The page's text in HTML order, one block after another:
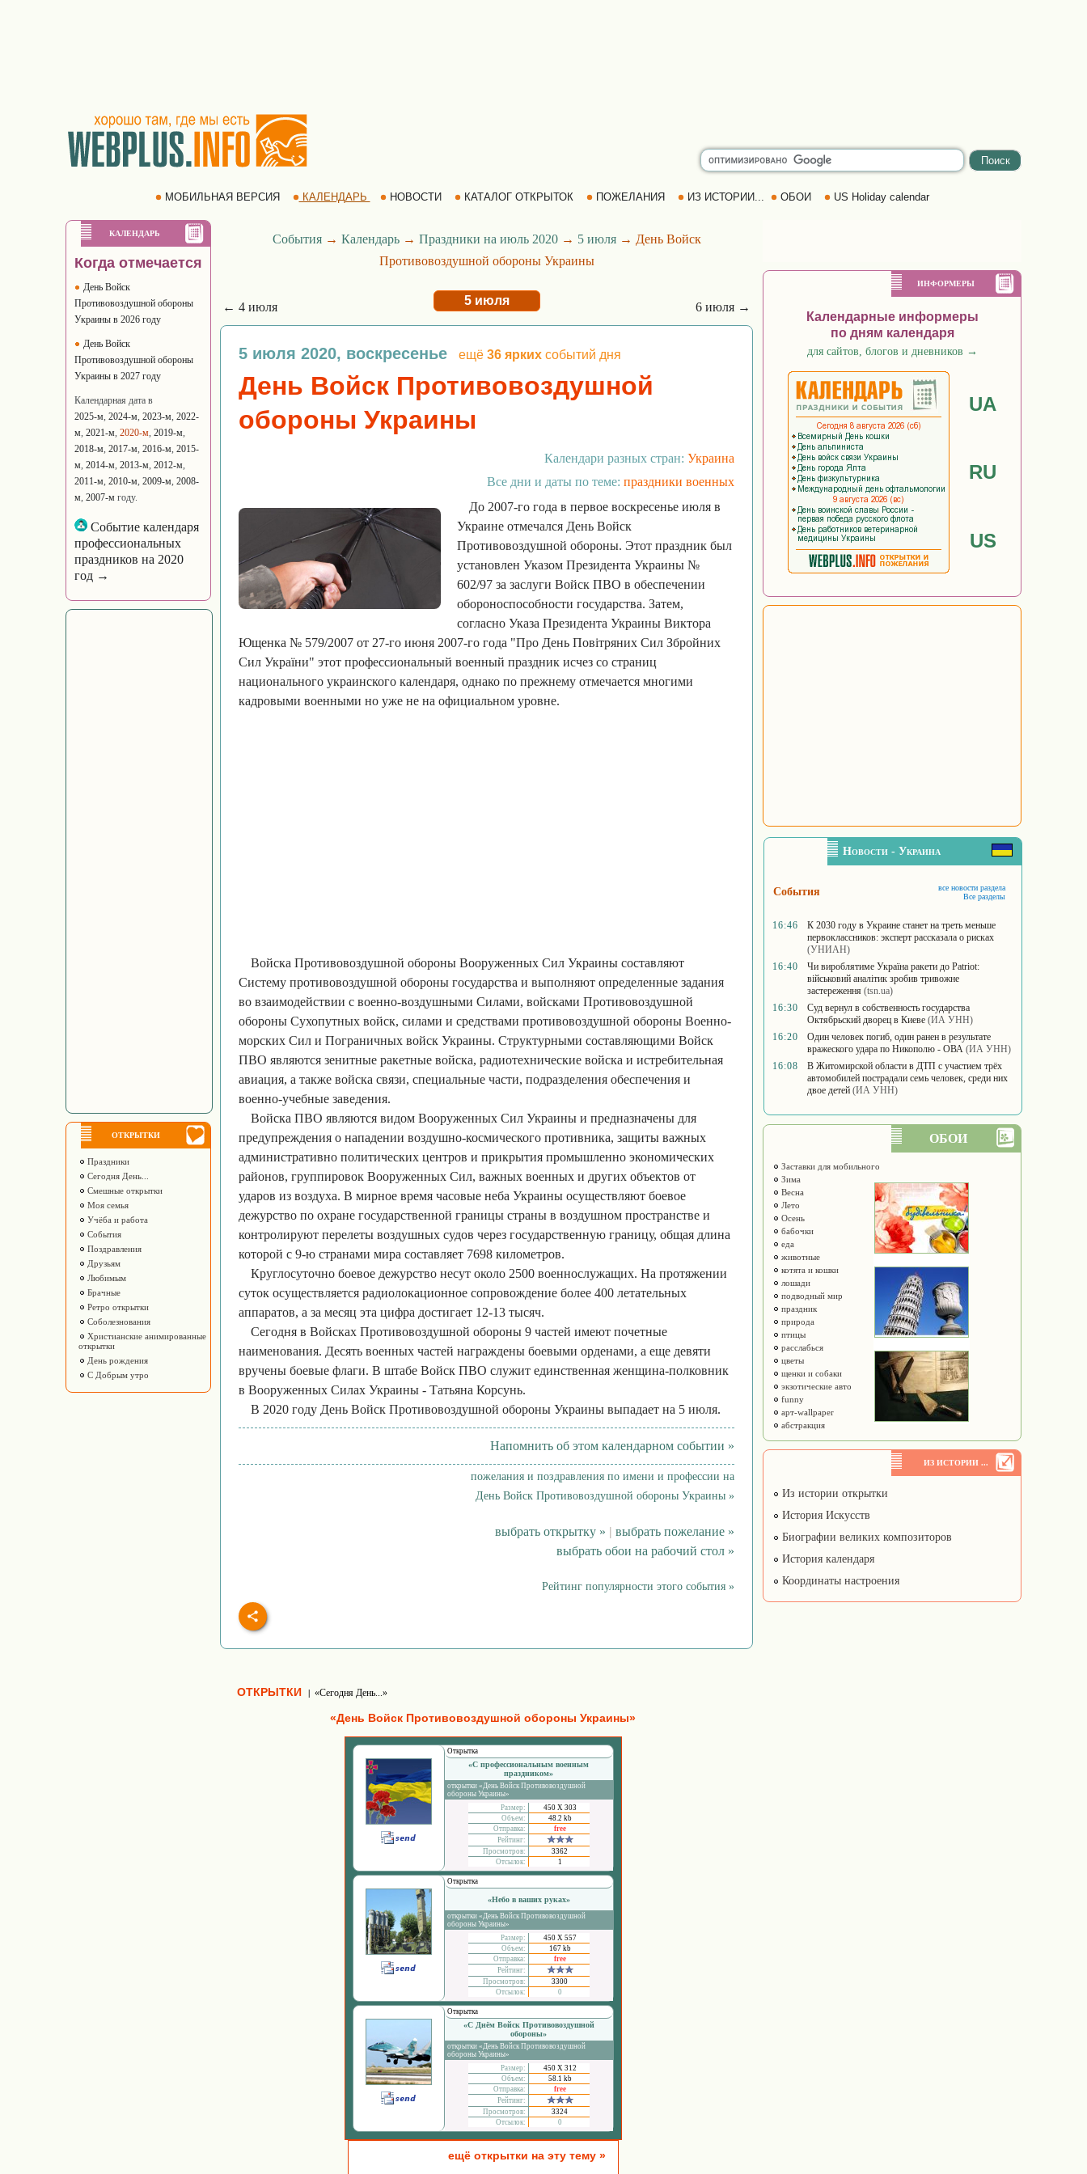
МОБИЛЬНАЯ ВЕРСИЯ КАЛЕНДАРЬ НОВОСТИ КАТАЛОГ ОТКРЫТОК ПОЖЕЛАНИЯ ИЗ ИСТОРИИ... ОБОИ US Holiday calendar
КАЛЕНДАРЬ
Когда отмечается
День Войск
Противовоздушной обороны
Украины в 2026 году
День Войск
Противовоздушной обороны
Украины в 2027 году
Календарная дата в
2025-м, 2024-м, 2023-м, 2022-
м, 2021-м, 2020-м, 2019-м,
2018-м, 2017-м, 2016-м, 2015-
м, 2014-м, 2013-м, 2012-м,
2011-м, 2010-м, 2009-м, 2008-
м, 2007-м году.
Событие календаря
профессиональных
праздников на 2020
год →
ОТКРЫТКИ
Праздники
Сегодня День...
Смешные открытки
Моя семья
Учёба и работа
События
Поздравления
Друзьям
Любимым
Брачные
Ретро открытки
Соболезнования
Христианские анимированные
открытки
День рождения
С Добрым утро
События → Календарь → Праздники на июль 2020 → 5 июля → День Войск
Противовоздушной обороны Украины
← 4 июля 5 июля 6 июля →
5 июля 2020, воскресенье ещё 36 ярких событий дня
День Войск Противовоздушной
обороны Украины
Календари разных стран: Украина
Все дни и даты по теме: праздники военных
До 2007-го года в первое воскресенье июля в
Украине отмечался День Войск
Противовоздушной обороны. Этот праздник был
установлен Указом Президента Украины №
602/97 за заслуги Войск ПВО в обеспечении
обороноспособности государства. Затем,
согласно Указа Президента Украины Виктора
Ющенка № 579/2007 от 27-го июня 2007-го года "Про День Повітряних Сил Збройних
Сил України" этот профессиональный военный праздник исчез со страниц
национального украинского календаря, однако по прежнему отмечается многими
кадровыми военными но уже не на официальном уровне.
Войска Противовоздушной обороны Вооруженных Сил Украины составляют
Систему противовоздушной обороны государства и выполняют определенные задания
во взаимодействии с военно-воздушными Силами, войсками Противовоздушной
обороны Сухопутных войск, силами и средствами противовоздушной обороны Военно-
морских Сил и Пограничных войск Украины. Структурными составляющими Войск
ПВО являются зенитные ракетные войска, радиотехнические войска и истребительная
авиация, а также войска связи, специальные части, подразделения обеспечения и
военно-учебные заведения.
Войска ПВО являются видом Вооруженных Сил Украины и предназначены для
предупреждения о нападении воздушно-космического противника, защиты важных
административно политических центров и прикрытия промышленно экономических
районов, группировок Вооруженных Сил, важных военных и других объектов от
ударов из воздуха. В мирное время часовые неба Украины осуществляют боевое
дежурство по охране государственной границы страны в воздушном пространстве и
контролируют перелеты воздушных судов через государственную границу, общая длина
которой с 9-ю странами мира составляет 7698 километров.
Круглосуточно боевое дежурство несут около 2500 военнослужащих. На протяжении
суток осуществляется радиолокационное сопровождение более 400 летательных
аппаратов, а за месяц эта цифра достигает 12-13 тысяч.
Сегодня в Войсках Противовоздушной обороны 9 частей имеют почетные
наименования. Десять военных частей награждены боевыми орденами, а еще девяти
вручены боевые флаги. В штабе Войск ПВО служит единственная женщина-полковник
в Вооруженных Силах Украины - Татьяна Корсунь.
В 2020 году День Войск Противовоздушной обороны Украины выпадает на 5 июля.
Напомнить об этом календарном событии »
пожелания и поздравления по имени и профессии на
День Войск Противовоздушной обороны Украины »
выбрать открытку » | выбрать пожелание »
выбрать обои на рабочий стол »
Рейтинг популярности этого события »
ОТКРЫТКИ | «Сегодня День...»
«День Войск Противовоздушной обороны Украины»
Открытка
«С профессиональным военным
праздником»
открытки «День Войск Противовоздушной
обороны Украины»
Размер:
450 Х 303
Объем:
48.2 kb
Отправка:
free
Рейтинг:
Просмотров:
3362
Отсылок:
1
Открытка
«Небо в ваших руках»
открытки «День Войск Противовоздушной
обороны Украины»
Размер:
450 Х 557
Объем:
167 kb
Отправка:
free
Рейтинг:
Просмотров:
3300
Отсылок:
0
Открытка
«С Днём Войск Противовоздушной
обороны»
открытки «День Войск Противовоздушной
обороны Украины»
Размер:
450 Х 312
Объем:
58.1 kb
Отправка:
free
Рейтинг:
Просмотров:
3324
Отсылок:
0
ещё открытки на эту тему »
ИНФОРМЕРЫ
Календарные информеры
по дням календаря
для сайтов, блогов и дневников →
UA
RU
US
Новости - Украина
События
все новости раздела
Все разделы
16:46
К 2030 году в Украине станет на треть меньше
первоклассников: эксперт рассказала о рисках
(УНИАН)
16:40
Чи вироблятиме Україна ракети до Patriot:
військовий аналітик зробив тривожне
застереження (tsn.ua)
16:30
Суд вернул в собственность государства
Октябрьский дворец в Киеве (ИА УНН)
16:20
Один человек погиб, один ранен в результате
вражеского удара по Никополю - ОВА (ИА УНН)
16:08
В Житомирской области в ДТП с участием трёх
автомобилей пострадали семь человек, среди них
двое детей (ИА УНН)
ОБОИ
Заставки для мобильного
Зима
Весна
Лето
Осень
бабочки
еда
животные
котята и кошки
лошади
подводный мир
праздник
природа
птицы
расслабься
цветы
щенки и собаки
экзотические авто
funny
арт-wallpaper
абстракция
ИЗ ИСТОРИИ ...
Из истории открытки
История Искусств
Биографии великих композиторов
История календаря
Координаты настроения